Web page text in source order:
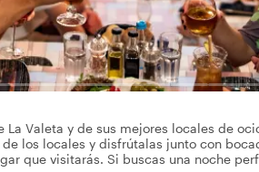
Valeta y de sus mejores locales de
los locales y disfrútalas junto con
que visitarás. Si buscas una noche